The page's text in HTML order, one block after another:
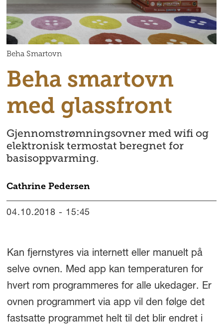
Beha Smartovn
Beha smartovn
med glassfront
Gjennomstrømningsovner med wifi og
elektronisk termostat beregnet for
basisoppvarming.
Cathrine Pedersen
04.10.2018 - 15:45
Kan fjernstyres via internett eller manuelt på
selve ovnen. Med app kan temperaturen for
hvert rom programmeres for alle ukedager. Er
ovnen programmert via app vil den følge det
fastsatte programmet helt til det blir endret i